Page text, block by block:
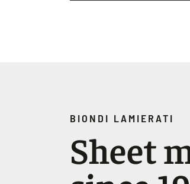
BIONDI LAMIERATI
Sheet